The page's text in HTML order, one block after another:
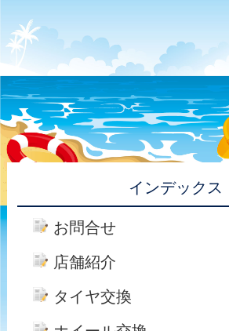
インデックス
お問合せ
店舗紹介
タイヤ交換